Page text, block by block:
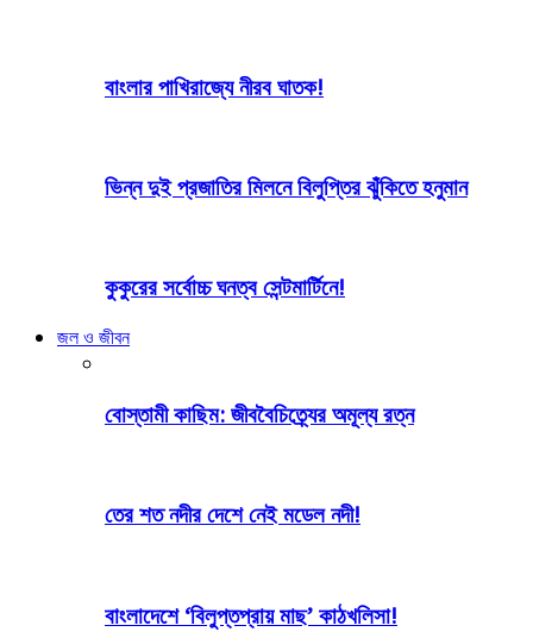
বাংলার পাখিরাজ্যে নীরব ঘাতক!
ভিন্ন দুই প্রজাতির মিলনে বিলুপ্তির ঝুঁকিতে হনুমান
কুকুরের সর্বোচ্চ ঘনত্ব সেন্টমার্টিনে!
জল ও জীবন
বোস্তামী কাছিম: জীববৈচিত্র্যের অমূল্য রত্ন
তের শত নদীর দেশে নেই মডেল নদী!
বাংলাদেশে ‘বিলুপ্তপ্রায় মাছ’ কাঠখলিসা!